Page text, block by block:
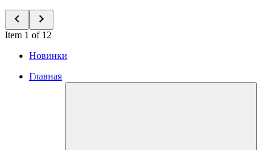
Item 1 of 12
Новинки
Главная